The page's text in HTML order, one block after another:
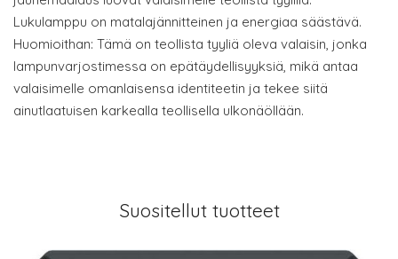
Lukulamppu on matalajännitteinen ja energiaa säästävä.
Huomioithan: Tämä on teollista tyyliä oleva valaisin, jonka
lampunvarjostimessa on epätäydellisyyksiä, mikä antaa
valaisimelle omanlaisensa identiteetin ja tekee siitä
ainutlaatuisen karkealla teollisella ulkonäöllään.
Suositellut tuotteet